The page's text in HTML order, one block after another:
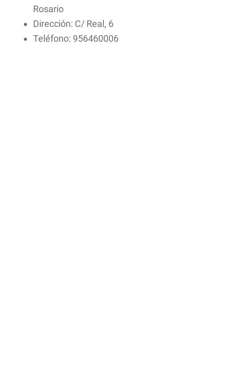
Rosario
Dirección: C/ Real, 6
Teléfono: 956460006